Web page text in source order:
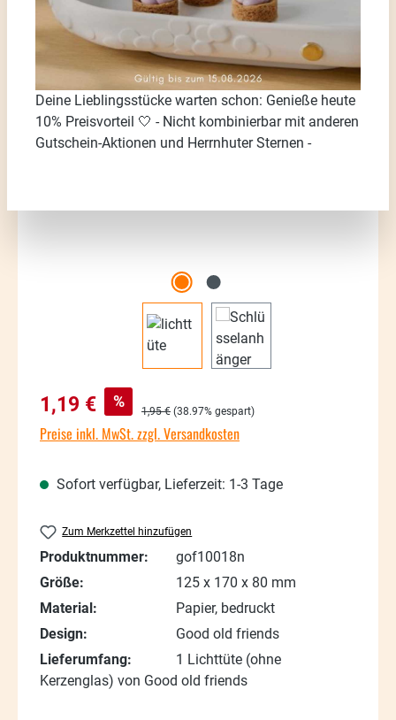
Bildergalerie überspringen
Verkaufspreis:
1,19 € % Regulärer Preis:
1,95 € (38.97% gespart)
Preise inkl. MwSt. zzgl. Versandkosten
Sofort verfügbar, Lieferzeit: 1-3 Tage
Zum Merkzettel hinzufügen
Produktnummer:
gof10018n
Größe:
125 x 170 x 80 mm
Material:
Papier, bedruckt
Design:
Good old friends
Lieferumfang:
1 Lichttüte (ohne
Kerzenglas) von Good old friends
Deine Lieblingsstücke warten schon: Genieße heute
10% Preisvorteil 🤍 - Nicht kombinierbar mit anderen
Gutschein-Aktionen und Herrnhuter Sternen -